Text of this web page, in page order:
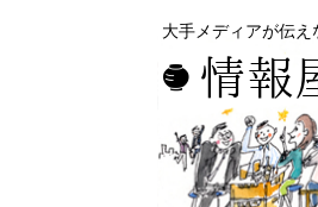
大手メディアが伝え
情報